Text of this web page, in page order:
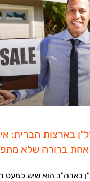
בארצות הברית:
ברורה שלא
בארה"ב הוא שיש כמעט